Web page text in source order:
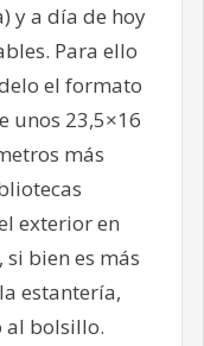
y a día de hoy
Para ello
el formato
unos 23,5×16
más
exterior en
bien es más
estantería,
al bolsillo.